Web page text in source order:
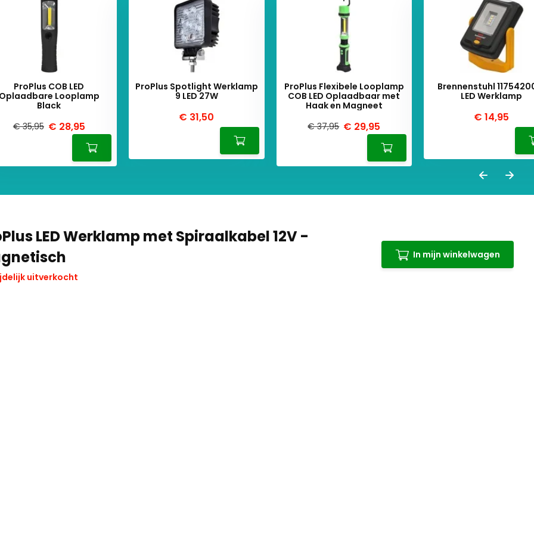
ProPlus COB LED
Oplaadbare Looplamp
Black
€ 35,95 € 28,95
ProPlus Spotlight Werklamp
9 LED 27W
€ 31,50
ProPlus Flexibele Looplamp
COB LED Oplaadbaar met
Haak en Magneet
€ 37,95 € 29,95
Brennenstuhl
LED Werklamp
€ 14,95
LED Werklamp met Spiraalkabel 12V -
uitverkocht
In mijn winkelwagen